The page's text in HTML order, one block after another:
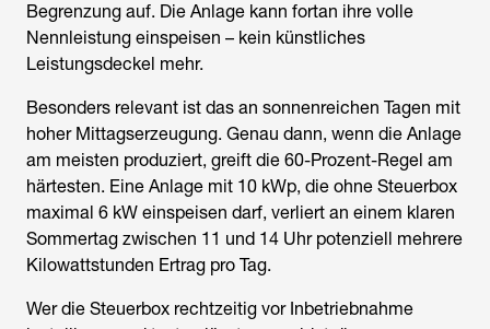
Begrenzung auf. Die Anlage kann fortan ihre volle
Nennleistung einspeisen – kein künstliches
Leistungsdeckel mehr.
Besonders relevant ist das an sonnenreichen Tagen mit
hoher Mittagserzeugung. Genau dann, wenn die Anlage
am meisten produziert, greift die 60-Prozent-Regel am
härtesten. Eine Anlage mit 10 kWp, die ohne Steuerbox
maximal 6 kW einspeisen darf, verliert an einem klaren
Sommertag zwischen 11 und 14 Uhr potenziell mehrere
Kilowattstunden Ertrag pro Tag.
Wer die Steuerbox rechtzeitig vor Inbetriebnahme